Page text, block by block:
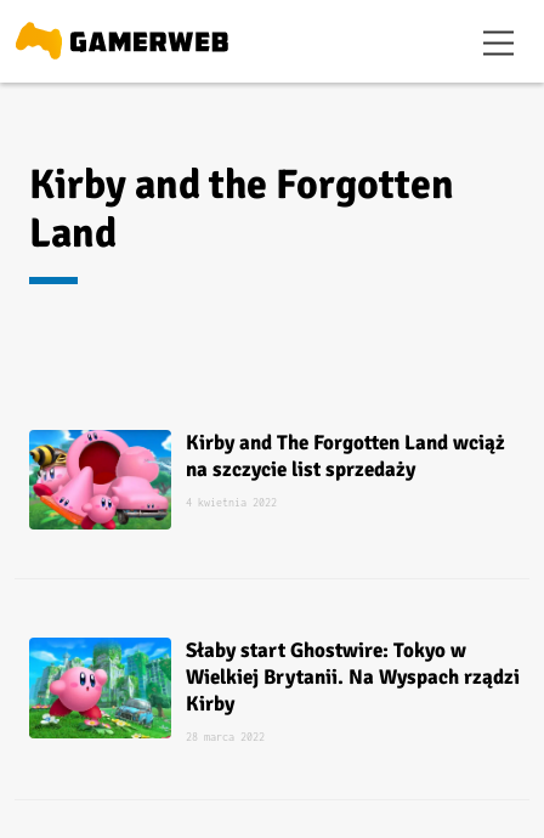
Kirby and the Forgotten
Land
Kirby and The Forgotten Land wciąż
na szczycie list sprzedaży
4 kwietnia 2022
Słaby start Ghostwire: Tokyo w
Wielkiej Brytanii. Na Wyspach rządzi
Kirby
28 marca 2022